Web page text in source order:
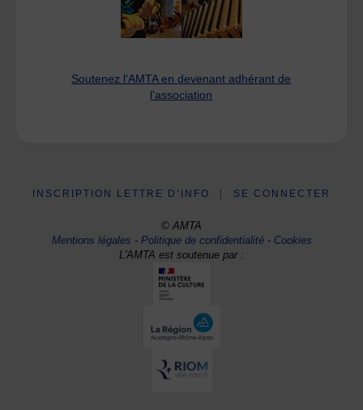
Soutenez l'AMTA en devenant adhérant de
l'association
INSCRIPTION LETTRE D’INFO SE CONNECTER
© AMTA
Mentions légales -Politique de confidentialité- Cookies
L'AMTA est soutenue par :